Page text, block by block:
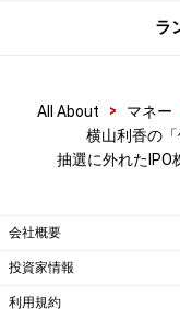
ラ
All About > マネー
横山利香の「
抽選に外れたIPO
会社概要
投資家情報
利用規約